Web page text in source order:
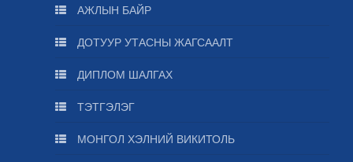
АЖЛЫН БАЙР
ДОТУУР УТАСНЫ ЖАГСААЛТ
ДИПЛОМ ШАЛГАХ
ТЭТГЭЛЭГ
МОНГОЛ ХЭЛНИЙ ВИКИТОЛЬ